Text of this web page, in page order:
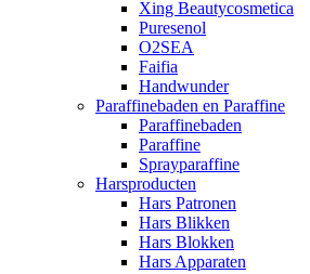
Xing Beautycosmetica
Puresenol
O2SEA
Faifia
Handwunder
Paraffinebaden en Paraffine
Paraffinebaden
Paraffine
Sprayparaffine
Harsproducten
Hars Patronen
Hars Blikken
Hars Blokken
Hars Apparaten